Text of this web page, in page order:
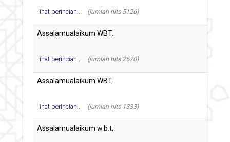
lihat perincian... (jumlah hits 5126)
lihat perincian... (jumlah hits 2570)
lihat perincian... (jumlah hits 1333)